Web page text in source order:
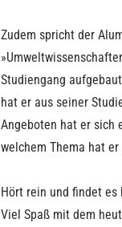
Zudem spricht der
Studiengang
hat er aus seiner
Angeboten hat er sich
welchem Thema hat
Hört rein und findet es
Viel Spaß mit dem